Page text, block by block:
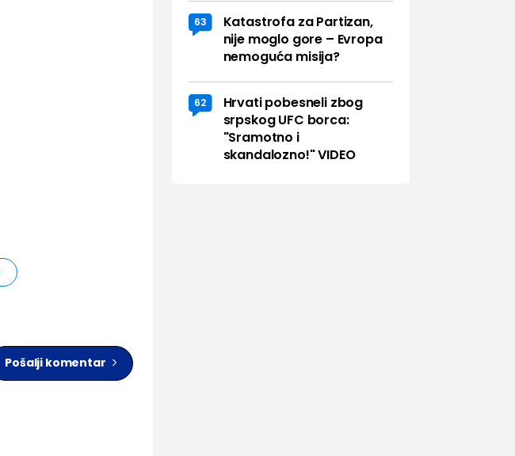
Pošalji komentar
63
Katastrofa za Partizan,
nije moglo gore – Evropa
nemoguća misija?
62
Hrvati pobesneli zbog
srpskog UFC borca:
"Sramotno i
skandalozno!" VIDEO